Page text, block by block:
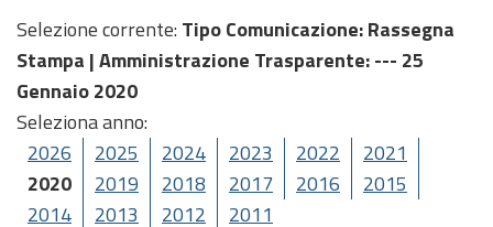
Selezione corrente: Tipo Comunicazione: Rassegna
Stampa |Amministrazione Trasparente: --- 25
Gennaio 2020
Seleziona anno:
2026
2025 2024 2023 2022
2021
2020
2019 2018 2017 2016
2015
2014
2013 2012
2011